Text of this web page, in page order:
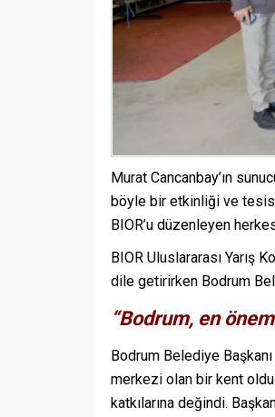
Murat Cancanbay’ın
böyle bir etkinliği ve tesisi
BIOR’u düzenleyen
BIOR Uluslararası Yarış
dile getirirken Bodrum
“Bodrum, en
Bodrum Belediye
merkezi olan bir kent
katkılarına değindi.